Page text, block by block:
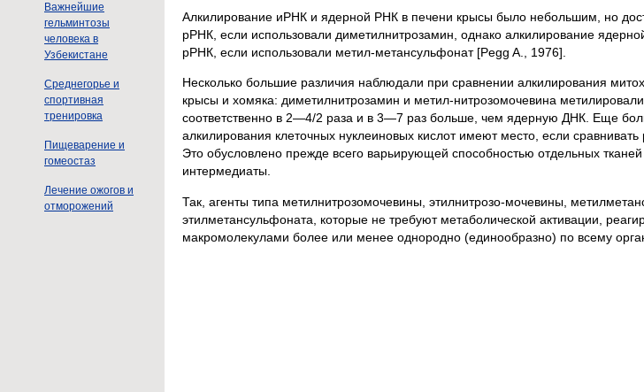
Важнейшие
гельминтозы
человека в
Узбекистане
Среднегорье и
спортивная
тренировка
Пищеварение и
гомеостаз
Лечение ожогов и
отморожений
Алкилирование иРНК и ядерной РНК в печени крысы было небольшим, но
рРНК, если использовали диметилнитрозамин, однако алкилирование
рРНК, если использовали метил-метансульфонат [Pegg A., 1976].
Несколько большие различия наблюдали при сравнении алкилирования
крысы и хомяка: диметилнитрозамин и метил-нитрозомочевина
соответственно в 2—4/2 раза и в 3—7 раз больше, чем ядерную ДНК. Еще
алкилирования клеточных нуклеиновых кислот имеют место, если сравнивать
Это обусловлено прежде всего варьирующей способностью отдельных
интермедиаты.
Так, агенты типа метилнитрозомочевины, этилнитрозо-мочевины,
этилметансульфоната, которые не требуют метаболической активации,
макромолекулами более или менее однородно (единообразно) по всему